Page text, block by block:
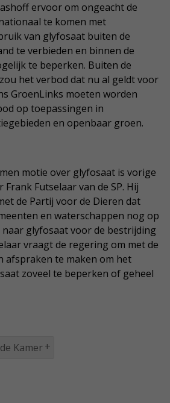
ervoor om ongeacht de
te komen met
van glyfosaat buiten de
te verbieden en binnen de
te beperken. Buiten de
het verbod dat nu al geldt voor
GroenLinks moeten worden
op toepassingen in
en openbaar groen.
motie over glyfosaat is vorige
Futselaar van de SP. Hij
de Partij voor de Dieren dat
en waterschappen nog op
glyfosaat voor de bestrijding
vraagt de regering om met de
afspraken te maken om het
zoveel te beperken of geheel
Kamer